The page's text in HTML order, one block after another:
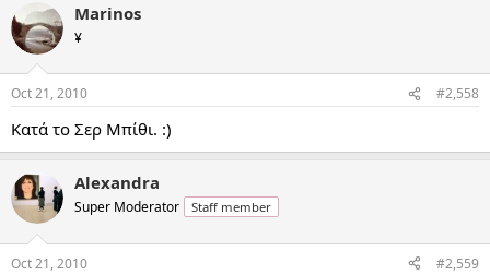
Marinos
¥
Oct 21, 2010 #2,558
Κατά το Σερ Μπίθι. :)
Alexandra
Super Moderator Staff member
Oct 21, 2010 #2,559